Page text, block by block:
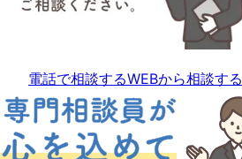
電話で相談するWEBから相談する